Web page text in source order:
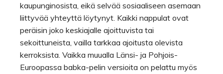
kaupunginosista, eikä selvää sosiaaliseen asemaan
liittyvää yhteyttä löytynyt. Kaikki nappulat ovat
peräisin joko keskiajalle ajoittuvista tai
sekoittuneista, vailla tarkkaa ajoitusta olevista
kerroksista. Vaikka muualla Länsi- ja Pohjois-
Euroopassa babka-pelin versioita on pelattu myös